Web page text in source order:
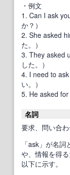
・例文
1. Can I ask
か？）
2. She asked
た。）
3. They asked
した。）
4. I need to
い。）
5. He asked for
名詞
要求、問い合
「ask」が名
や、情報を得
以下に示す。